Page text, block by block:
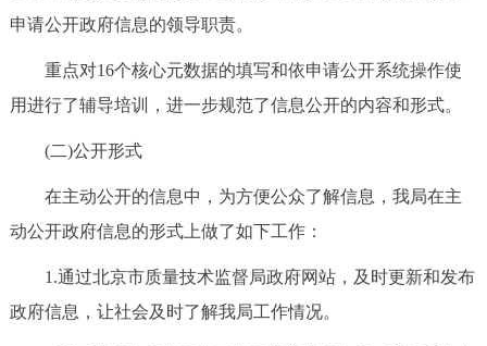
申请公开政府信息的领导职责。
重点对16个核心元数据的填写和依申请公开系统操作使
用进行了辅导培训，进一步规范了信息公开的内容和形式。
(二)公开形式
在主动公开的信息中，为方便公众了解信息，我局在主
动公开政府信息的形式上做了如下工作：
1.通过北京市质量技术监督局政府网站，及时更新和发布
政府信息，让社会及时了解我局工作情况。